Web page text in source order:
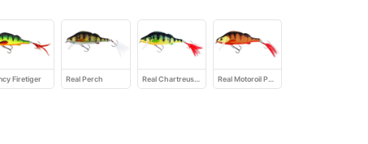
Firetiger Real Perch Real Chartreuse Perch Real Motoroil Perch